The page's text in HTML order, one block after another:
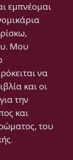
εμπνέομαι
Μου
να
και οι
την
και
του